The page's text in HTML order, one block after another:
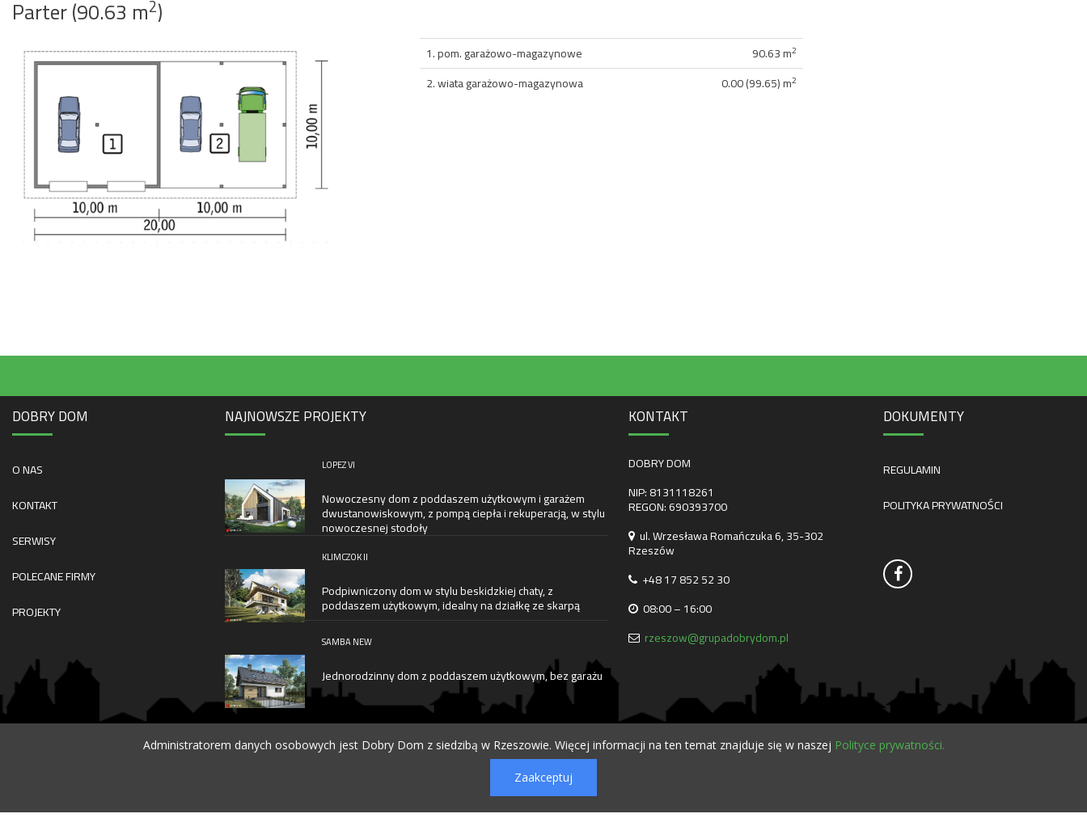
Parter (90.63 m2)
1. pom. garażowo-magazynowe 90.63 m2
2. wiata garażowo-magazynowa 0.00 (99.65) m2
DOBRY DOM
O NAS
KONTAKT
SERWISY
POLECANE FIRMY
PROJEKTY
NAJNOWSZE PROJEKTY
LOPEZ VI
Nowoczesny dom z poddaszem użytkowym i garażem
dwustanowiskowym, z pompą ciepła i rekuperacją, w stylu
nowoczesnej stodoły
KLIMCZOK II
Podpiwniczony dom w stylu beskidzkiej chaty, z
poddaszem użytkowym, idealny na działkę ze skarpą
SAMBA NEW
Jednorodzinny dom z poddaszem użytkowym, bez garażu
KONTAKT
DOBRY DOM
NIP: 8131118261
REGON: 690393700
ul. Wrzesława Romańczuka 6, 35-302
Rzeszów
+48 17 852 52 30
08:00 – 16:00
rzeszow@grupadobrydom.pl
DOKUMENTY
REGULAMIN
POLITYKA PRYWATNOŚCI
Administratorem danych osobowych jest Dobry Dom z siedzibą w Rzeszowie. Więcej informacji na ten temat znajduje się w naszej Polityce prywatności.
Zaakceptuj